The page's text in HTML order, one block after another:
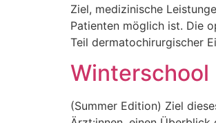
Ziel, medizinische
Patienten möglich ist. Die
Teil dermatochirurgischer
Winterschool
(Summer Edition) Ziel